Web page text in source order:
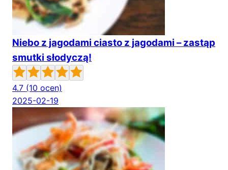
Niebo z jagodami ciasto z jagodami – zastąp
smutki słodyczą!
4.7 (10 ocen)
2025-02-19